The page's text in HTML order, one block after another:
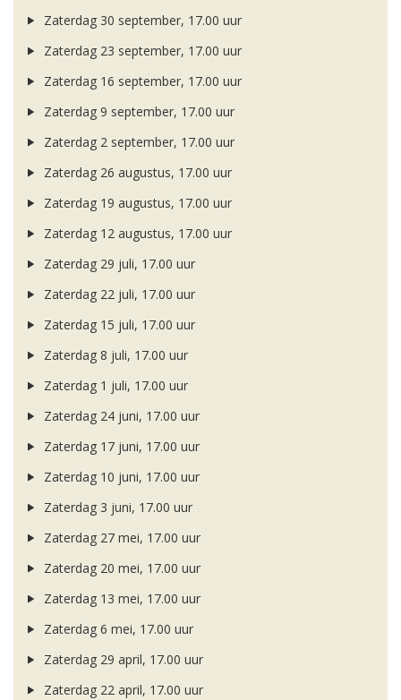
Zaterdag 30 september, 17.00 uur
Zaterdag 23 september, 17.00 uur
Zaterdag 16 september, 17.00 uur
Zaterdag 9 september, 17.00 uur
Zaterdag 2 september, 17.00 uur
Zaterdag 26 augustus, 17.00 uur
Zaterdag 19 augustus, 17.00 uur
Zaterdag 12 augustus, 17.00 uur
Zaterdag 29 juli, 17.00 uur
Zaterdag 22 juli, 17.00 uur
Zaterdag 15 juli, 17.00 uur
Zaterdag 8 juli, 17.00 uur
Zaterdag 1 juli, 17.00 uur
Zaterdag 24 juni, 17.00 uur
Zaterdag 17 juni, 17.00 uur
Zaterdag 10 juni, 17.00 uur
Zaterdag 3 juni, 17.00 uur
Zaterdag 27 mei, 17.00 uur
Zaterdag 20 mei, 17.00 uur
Zaterdag 13 mei, 17.00 uur
Zaterdag 6 mei, 17.00 uur
Zaterdag 29 april, 17.00 uur
Zaterdag 22 april, 17.00 uur